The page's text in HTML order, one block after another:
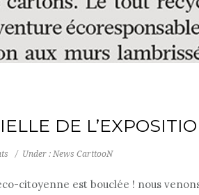
DE
/ Under : News CarttooN
citoyenne est bouclée ! nous